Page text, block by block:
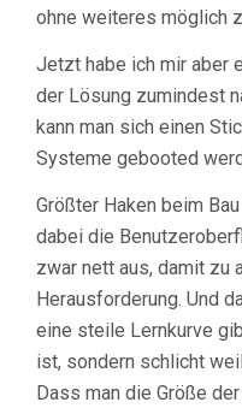
ohne weiteres möglich
Jetzt habe ich mir aber
der Lösung zumindest
kann man sich einen
Systeme gebooted
Größter Haken beim
dabei die
zwar nett aus, damit zu
Herausforderung. Und
eine steile Lernkurve
ist, sondern schlicht
Dass man die Größe